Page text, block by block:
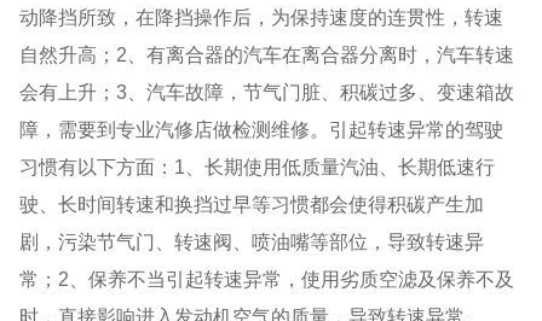
动降挡所致，在降挡操作后，为保持速度的连贯性，转速
自然升高；2、有离合器的汽车在离合器分离时，汽车转速
会有上升；3、汽车故障，节气门脏、积碳过多、变速箱故
障，需要到专业汽修店做检测维修。引起转速异常的驾驶
习惯有以下方面：1、长期使用低质量汽油、长期低速行
驶、长时间转速和换挡过早等习惯都会使得积碳产生加
剧，污染节气门、转速阀、喷油嘴等部位，导致转速异
常；2、保养不当引起转速异常，使用劣质空滤及保养不及
时，直接影响进入发动机空气的质量，导致转速异常。